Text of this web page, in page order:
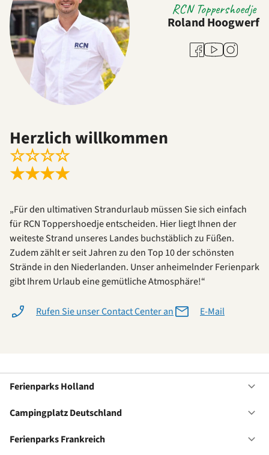
RCN Toppershoedje
Roland Hoogwerf
Facebook
YoutubeInstagram
Herzlich willkommen
☆☆☆☆
★★★★
„Für den ultimativen Strandurlaub müssen Sie sich einfach
für RCN Toppershoedje entscheiden. Hier liegt Ihnen der
weiteste Strand unseres Landes buchstäblich zu Füßen.
Zudem zählt er seit Jahren zu den Top 10 der schönsten
Strände in den Niederlanden. Unser anheimelnder Ferienpark
gibt Ihrem Urlaub eine gemütliche Atmosphäre!“
Rufen Sie unser Contact Center an E-Mail
Ferienparks Holland
Campingplatz Deutschland
Ferienparks Frankreich